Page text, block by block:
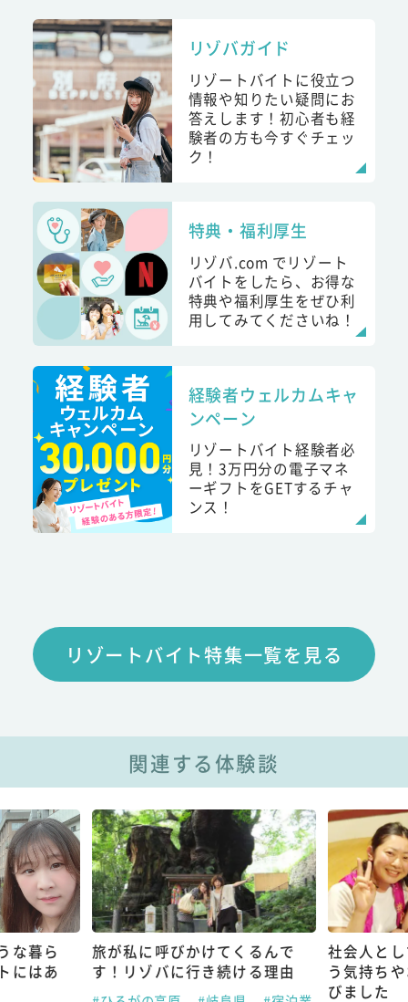
リゾバガイド
リゾートバイトに役立つ
情報や知りたい疑問にお
答えします！初心者も経
験者の方も今すぐチェッ
ク！
特典・福利厚生
リゾバ.com でリゾート
バイトをしたら、お得な
特典や福利厚生をぜひ利
用してみてくださいね！
経験者ウェルカムキャ
ンペーン
リゾートバイト経験者必
見！3万円分の電子マネ
ーギフトをGETするチャ
ンス！
リゾートバイト特集一覧を見る
関連する体験談
な暮ら
にはあ
旅が私に呼びかけてくるんで
す！リゾバに行き続ける理由
社会人と
う気持ち
びました